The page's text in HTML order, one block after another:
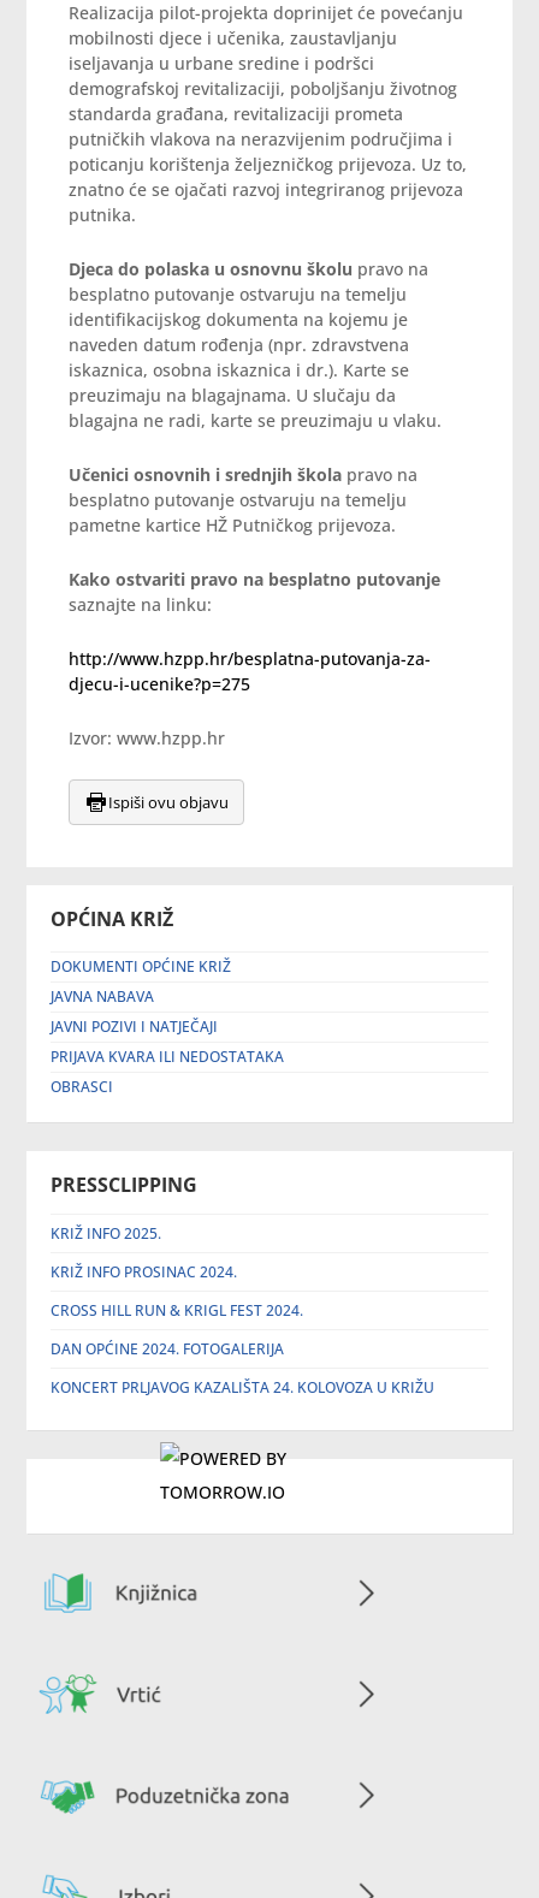
OPĆINA KRIŽ
DOKUMENTI OPĆINE KRIŽ
JAVNA NABAVA
JAVNI POZIVI I NATJEČAJI
PRIJAVA KVARA ILI NEDOSTATAKA
OBRASCI
PRESSCLIPPING
KRIŽ INFO 2025.
KRIŽ INFO PROSINAC 2024.
CROSS HILL RUN & KRIGL FEST 2024.
DAN OPĆINE 2024. FOTOGALERIJA
KONCERT PRLJAVOG KAZALIŠTA 24. KOLOVOZA U KRIŽU
Realizacija pilot-projekta doprinijet će povećanju
mobilnosti djece i učenika, zaustavljanju
iseljavanja u urbane sredine i podršci
demografskoj revitalizaciji, poboljšanju životnog
standarda građana, revitalizaciji prometa
putničkih vlakova na nerazvijenim područjima i
poticanju korištenja željezničkog prijevoza. Uz to,
znatno će se ojačati razvoj integriranog prijevoza
putnika.
Djeca do polaska u osnovnu školu pravo na
besplatno putovanje ostvaruju na temelju
identifikacijskog dokumenta na kojemu je
naveden datum rođenja (npr. zdravstvena
iskaznica, osobna iskaznica i dr.). Karte se
preuzimaju na blagajnama. U slučaju da
blagajna ne radi, karte se preuzimaju u vlaku.
Učenici osnovnih i srednjih škola pravo na
besplatno putovanje ostvaruju na temelju
pametne kartice HŽ Putničkog prijevoza.
Kako ostvariti pravo na besplatno putovanje
saznajte na linku:
http://www.hzpp.hr/besplatna-putovanja-za-
djecu-i-ucenike?p=275
Izvor: www.hzpp.hr
Ispiši ovu objavu